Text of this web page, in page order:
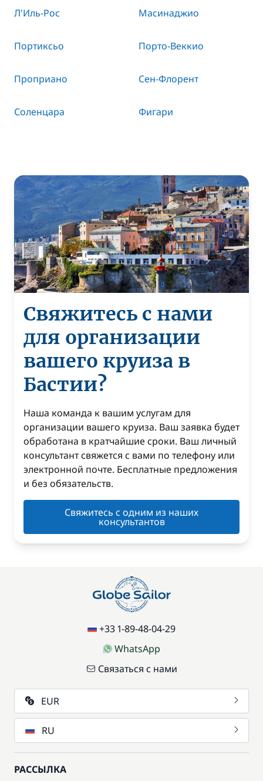
Л'Иль-Рос Масинаджио
Портиксьо Порто-Веккио
Проприано Сен-Флорент
Соленцара Фигари
Свяжитесь с нами
для организации
вашего круиза в
Бастии?
Наша команда к вашим услугам для
организации вашего круиза. Ваш заявка будет
обработана в кратчайшие сроки. Ваш личный
консультант свяжется с вами по телефону или
электронной почте. Бесплатные предложения
и без обязательств.
Свяжитесь с одним из наших
консультантов
+33 1-89-48-04-29
WhatsApp
Связаться с нами
EUR
RU
РАССЫЛКА